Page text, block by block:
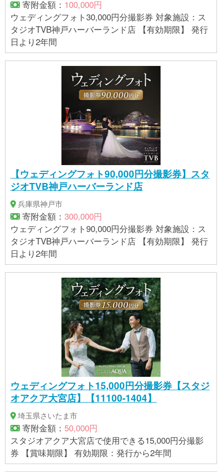
寄附金額： 100,000円
ウェディングフォト30,000円分撮影券 対象施設：ス
タジオTVB神戸ハーバーランド店 【有効期限】 発行
日より2年間
【ウェディングフォト90,000円分撮影券】スタ
ジオTVB神戸ハーバーランド店
兵庫県神戸市
寄附金額： 300,000円
ウェディングフォト90,000円分撮影券 対象施設：ス
タジオTVB神戸ハーバーランド店 【有効期限】 発行
日より2年間
ウェディングフォト15,000円分撮影券【スタジ
オアクア大宮店】【11100-1404】
埼玉県さいたま市
寄附金額： 50,000円
スタジオアクア大宮店で使用できる15,000円分撮影
券 【賞味期限】 有効期限：発行から2年間